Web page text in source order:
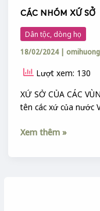
CÁC NHÓM XỨ SỞ
Dân tộc, dòng họ
18/02/2024 | omihuong
Lượt xem: 130
XỨ SỞ CỦA CÁC
tên các xứ của nước
Xem thêm »